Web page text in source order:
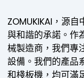
ZOMUKIKAI，源
與和諧的承諾。作
械製造商，我們專
設備。我們的產品
和棧板機，均可滿